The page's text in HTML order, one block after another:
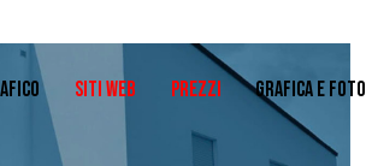
SITI WEB PREZZI GRAFICA E FOTO